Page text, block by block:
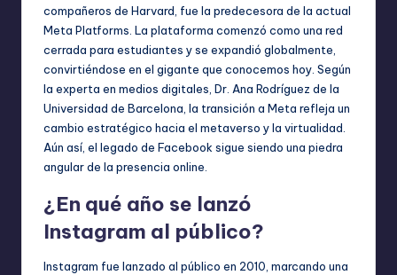
compañeros de Harvard, fue la predecesora de la actual
Meta Platforms. La plataforma comenzó como una red
cerrada para estudiantes y se expandió globalmente,
convirtiéndose en el gigante que conocemos hoy. Según
la experta en medios digitales, Dr. Ana Rodríguez de la
Universidad de Barcelona, la transición a Meta refleja un
cambio estratégico hacia el metaverso y la virtualidad.
Aún así, el legado de Facebook sigue siendo una piedra
angular de la presencia online.
¿En qué año se lanzó
Instagram al público?
Instagram fue lanzado al público en 2010, marcando una